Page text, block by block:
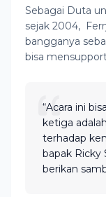
Sebagai Duta
sejak 2004,
bangganya
bisa
“Acara ini
ketiga
terhadap
bapak Ricky
berikan